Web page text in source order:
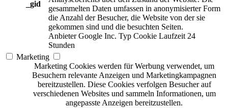
_gid
gesammelten Daten umfassen in anonymisierter Form
die Anzahl der Besucher, die Website von der sie
gekommen sind und die besuchten Seiten.
Anbieter Google Inc. Typ Cookie Laufzeit 24
Stunden
Marketing
Marketing Cookies werden für Werbung verwendet, um
Besuchern relevante Anzeigen und Marketingkampagnen
bereitzustellen. Diese Cookies verfolgen Besucher auf
verschiedenen Websites und sammeln Informationen, um
angepasste Anzeigen bereitzustellen.